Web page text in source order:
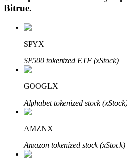
Получите долгосрочную
Bitrue.
SPYX
SP500 tokenized ETF (xStock)
GOOGLX
Alphabet tokenized stock (xStock)
AMZNX
Amazon tokenized stock (xStock)